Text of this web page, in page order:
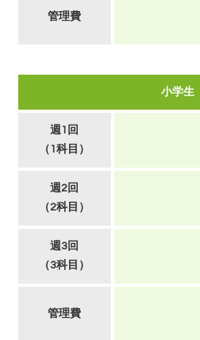
管理費
小学生
週1回
（1科目）
週2回
（2科目）
週3回
（3科目）
管理費